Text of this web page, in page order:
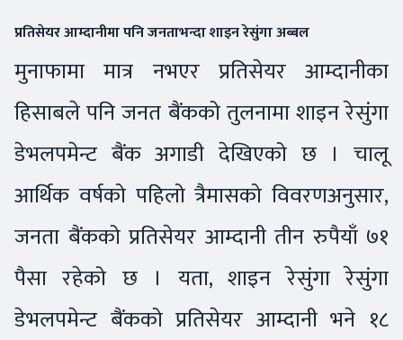
प्रतिसेयर आम्दानीमा पनि जनताभन्दा शाइन रेसुंगा अब्बल
मुनाफामा मात्र नभएर प्रतिसेयर आम्दानीका
हिसाबले पनि जनत बैंकको तुलनामा शाइन रेसुंगा
डेभलपमेन्ट बैंक अगाडी देखिएको छ । चालू
आर्थिक वर्षको पहिलो त्रैमासको विवरणअनुसार,
जनता बैंकको प्रतिसेयर आम्दानी तीन रुपैयाँ ७१
पैसा रहेको छ । यता, शाइन रेसुंगा रेसुंगा
डेभलपमेन्ट बैंकको प्रतिसेयर आम्दानी भने १८